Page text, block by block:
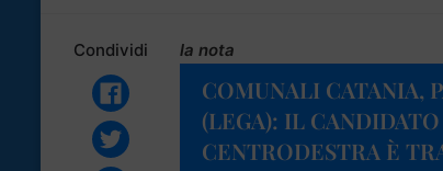
Condividi la nota
COMUNALI CATANIA,
(LEGA): IL
CENTRODESTRA È